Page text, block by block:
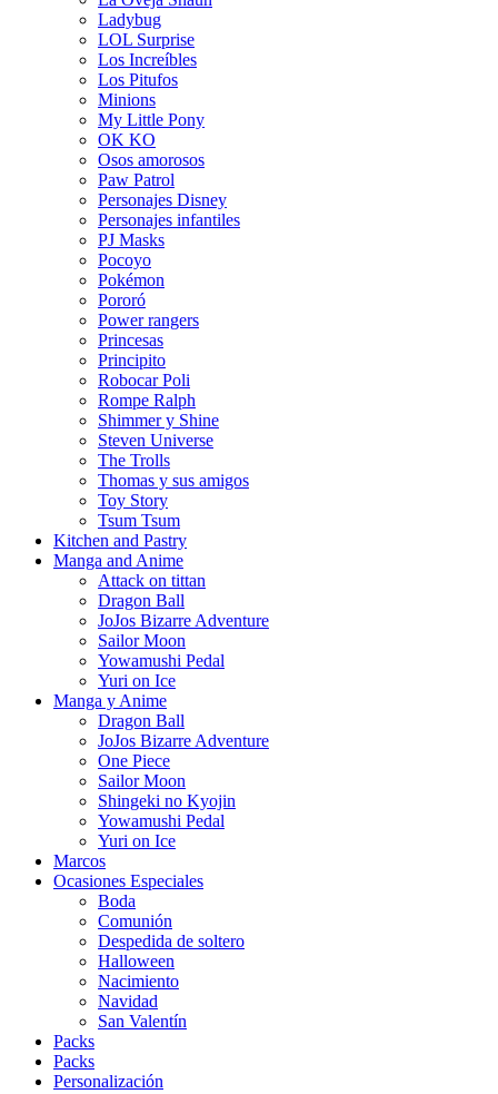
Ladybug
LOL Surprise
Los Increíbles
Los Pitufos
Minions
My Little Pony
OK KO
Osos amorosos
Paw Patrol
Personajes Disney
Personajes infantiles
PJ Masks
Pocoyo
Pokémon
Pororó
Power rangers
Princesas
Principito
Robocar Poli
Rompe Ralph
Shimmer y Shine
Steven Universe
The Trolls
Thomas y sus amigos
Toy Story
Tsum Tsum
Kitchen and Pastry
Manga and Anime
Attack on tittan
Dragon Ball
JoJos Bizarre Adventure
Sailor Moon
Yowamushi Pedal
Yuri on Ice
Manga y Anime
Dragon Ball
JoJos Bizarre Adventure
One Piece
Sailor Moon
Shingeki no Kyojin
Yowamushi Pedal
Yuri on Ice
Marcos
Ocasiones Especiales
Boda
Comunión
Despedida de soltero
Halloween
Nacimiento
Navidad
San Valentín
Packs
Packs
Personalización